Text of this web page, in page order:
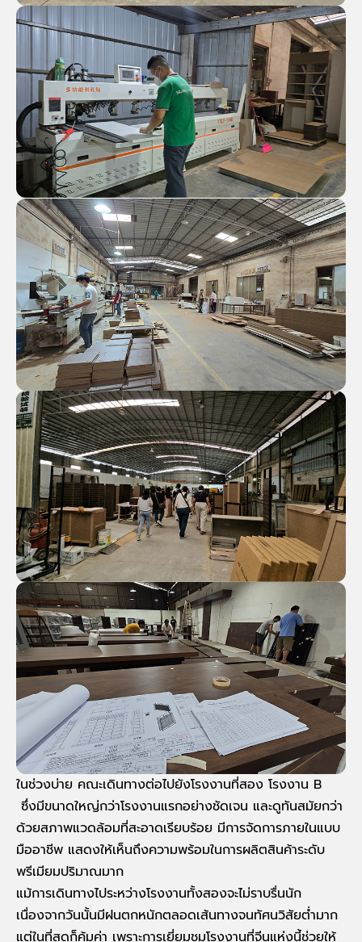
ในช่วงบ่าย คณะเดินทางต่อไปยังโรงงานที่สอง โรงงาน B
ซึ่งมีขนาดใหญ่กว่าโรงงานแรกอย่างชัดเจน และดูทันสมัยกว่า
ด้วยสภาพแวดล้อมที่สะอาดเรียบร้อย มีการจัดการภายในแบบ
มืออาชีพ แสดงให้เห็นถึงความพร้อมในการผลิตสินค้าระดับ
พรีเมียมปริมาณมาก
แม้การเดินทางไประหว่างโรงงานทั้งสองจะไม่ราบรื่นนัก
เนื่องจากวันนั้นมีฝนตกหนักตลอดเส้นทางจนทัศนวิสัยต่ำมาก
แต่ในที่สุดก็คุ้มค่า เพราะการเยี่ยมชมโรงงานที่จีนแห่งนี้ช่วยให้